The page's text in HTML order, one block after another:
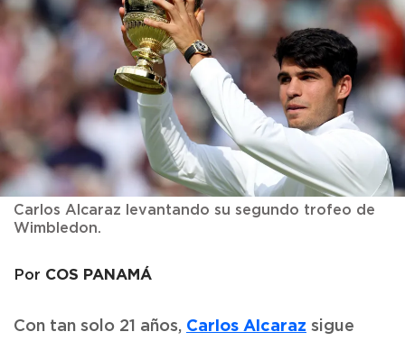
Carlos Alcaraz levantando su segundo trofeo de
Wimbledon.
Por COS PANAMÁ
Con tan solo 21 años, Carlos Alcaraz sigue